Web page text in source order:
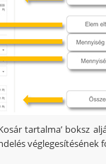
tartalma’ boksz
véglegesítésének